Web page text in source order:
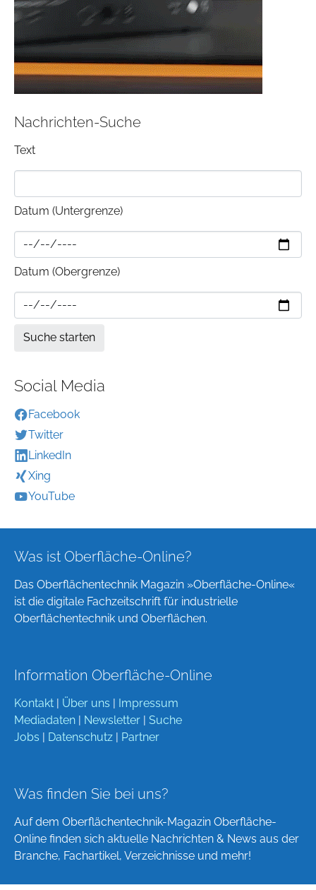
Nachrichten-Suche
Text
Datum (Untergrenze)
Datum (Obergrenze)
Social Media
Facebook
Twitter
LinkedIn
Xing
YouTube
Was ist Oberfläche-Online?
Das Oberflächentechnik Magazin »Oberfläche-Online«
ist die digitale Fachzeitschrift für industrielle
Oberflächentechnik und Oberflächen.
Information Oberfläche-Online
Kontakt Über uns
Impressum
Mediadaten
Newsletter
Suche
Jobs
Datenschutz Partner
Was finden Sie bei uns?
Auf dem Oberflächentechnik-Magazin Oberfläche-
Online finden sich aktuelle Nachrichten & News aus der
Branche, Fachartikel, Verzeichnisse und mehr!